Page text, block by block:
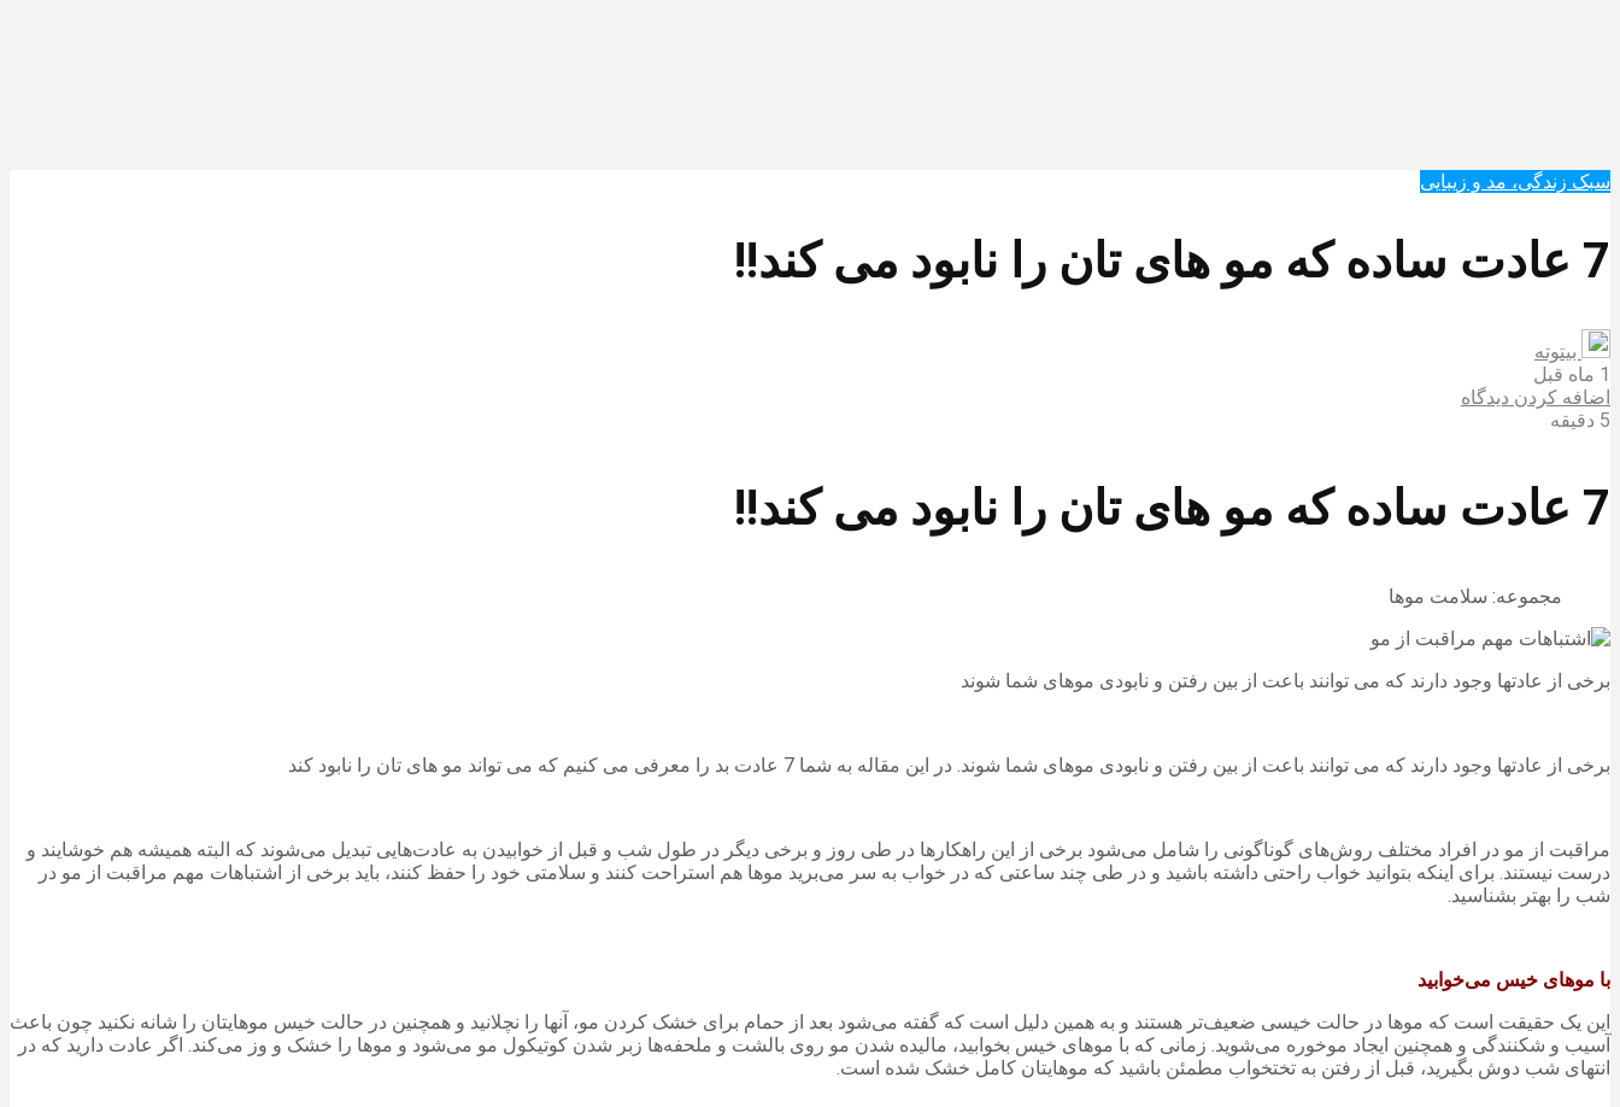
سبک زندگی، مد و زیبایی
7 عادت ساده که مو های تان را نابود می کند!!
بیتوته
1 ماه قبل
اضافه کردن دیدگاه
5 دقیقه
7 عادت ساده که مو های تان را نابود می کند!!
مجموعه: سلامت موها
برخی از عادتها وجود دارند که می توانند باعت از بین رفتن و نابودی موهای شما شوند
برخی از عادتها وجود دارند که می توانند باعت از بین رفتن و نابودی موهای شما شوند. در این مقاله به شما 7 عادت بد را معرفی می کنیم که می تواند مو های تان را نابود کند
مراقبت از مو در افراد مختلف روش‌های گوناگونی را شامل می‌شود برخی از این راهکارها در طی روز و برخی دیگر در طول شب و قبل از خوابیدن به عادت‌هایی تبدیل می‌شوند که البته همیشه هم خوشایند و
درست نیستند. برای اینکه بتوانید خواب راحتی داشته باشید و در طی چند ساعتی که در خواب به سر می‌برید موها هم استراحت کنند و سلامتی خود را حفظ کنند، باید برخی از اشتباهات مهم مراقبت از مو در
شب را بهتر بشناسید.
با موهای خیس می‌خوابید
این یک حقیقت است که موها در حالت خیسی ضعیف‌تر هستند و به همین دلیل است که گفته می‌شود بعد از حمام برای خشک کردن مو، آنها را نچلانید و همچنین در حالت خیس موهایتان را شانه نکنید چون باعث
آسیب و شکنندگی و همچنین ایجاد موخوره می‌شوید. زمانی که با موهای خیس بخوابید، مالیده شدن مو روی بالشت و ملحفه‌ها زبر شدن کوتیکول مو می‌شود و موها را خشک و وز می‌کند. اگر عادت دارید که در
انتهای شب دوش بگیرید، قبل از رفتن به تختخواب مطمئن باشید که موهایتان کامل خشک شده است.